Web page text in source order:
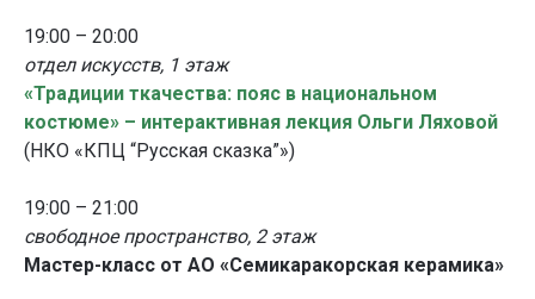
19:00 – 20:00
отдел искусств, 1 этаж
«Традиции ткачества: пояс в национальном
костюме» – интерактивная лекция Ольги Ляховой
(НКО «КПЦ “Русская сказка”»)
19:00 – 21:00
свободное пространство, 2 этаж
Мастер-класс от АО «Семикаракорская керамика»